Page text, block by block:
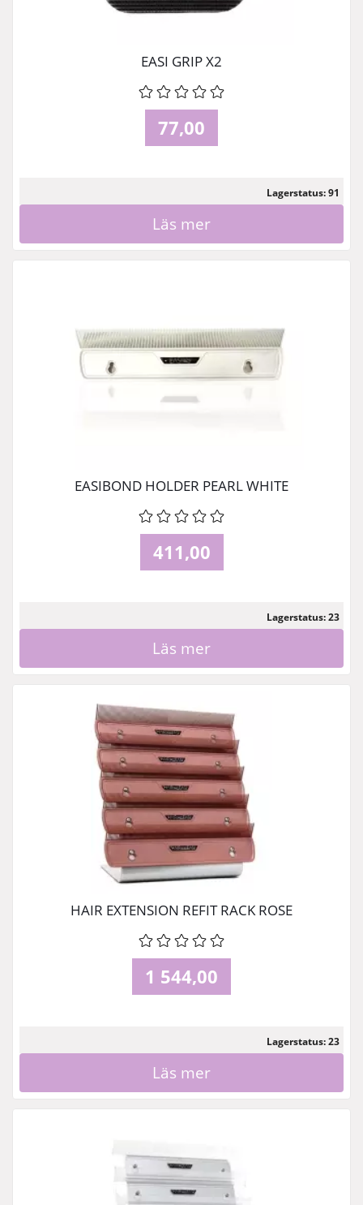
EASI GRIP X2
77,00
Lagerstatus: 91
Läs mer
EASIBOND HOLDER PEARL WHITE
411,00
Lagerstatus: 23
Läs mer
HAIR EXTENSION REFIT RACK ROSE
1 544,00
Lagerstatus: 23
Läs mer